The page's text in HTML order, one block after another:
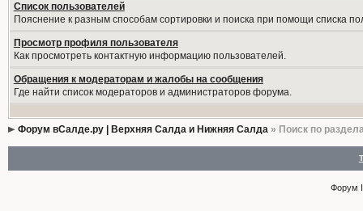
Список пользователей
Пояснение к разным способам сортировки и поиска при помощи списка
Просмотр профиля пользователя
Как просмотреть контактную информацию пользователей.
Обращения к модераторам и жалобы на сообщения
Где найти список модераторов и администраторов форума.
Форум вСалде.ру | Верхняя Салда и Нижняя Салда» Поиск по
Форум